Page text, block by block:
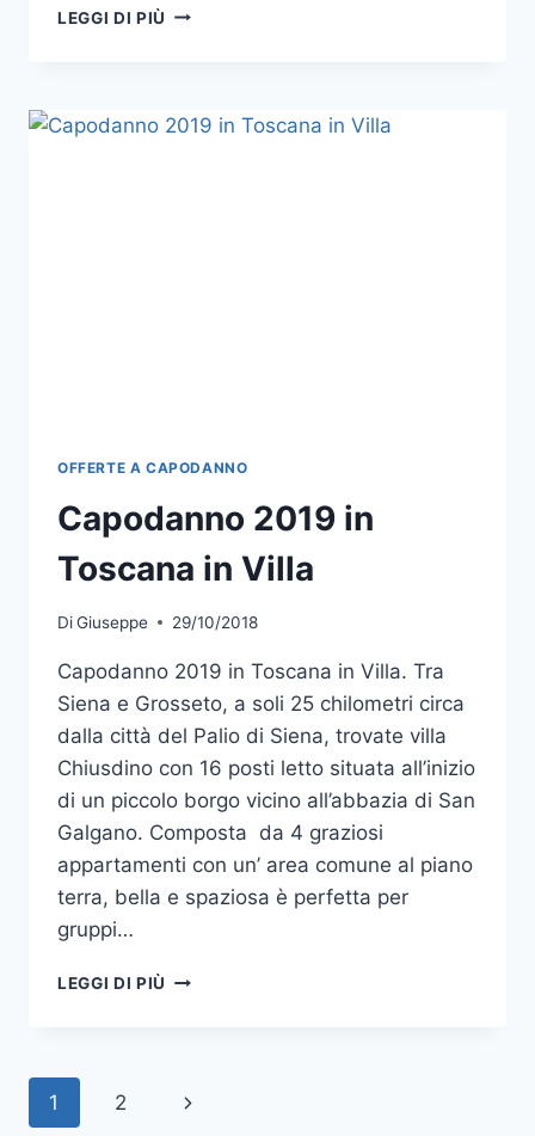
LEGGI DI PIÙ OFFERTE
GUBBIO
OFFERTE A CAPODANNO
Capodanno 2019 in
Toscana in Villa
DiGiuseppe 29/10/2018
Capodanno 2019 in Toscana in Villa. Tra
Siena e Grosseto, a soli 25 chilometri circa
dalla città del Palio di Siena, trovate villa
Chiusdino con 16 posti letto situata all’inizio
di un piccolo borgo vicino all’abbazia di San
Galgano. Composta da 4 graziosi
appartamenti con un’ area comune al piano
terra, bella e spaziosa è perfetta per
gruppi…
LEGGI DI PIÙ CAPODANNO
VILLA
Navigazione
1 2
Pagina